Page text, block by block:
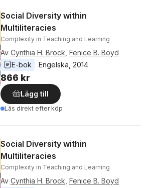
Social Diversity within
Multiliteracies
Complexity in Teaching and Learning
Av Cynthia H. Brock Fenice B. Boyd
E-bok
Engelska 2014
866 kr
Lägg till
Läs direkt efter köp
Social Diversity within
Multiliteracies
Complexity in Teaching and Learning
Av Cynthia H. Brock Fenice B. Boyd